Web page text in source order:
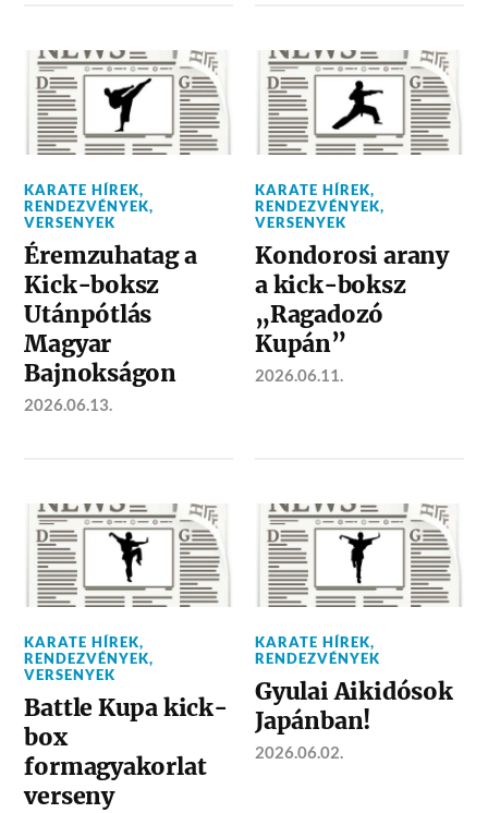
KARATE HÍREK,
RENDEZVÉNYEK,
VERSENYEK
Éremzuhatag a
Kick-boksz
Utánpótlás
Magyar
Bajnokságon
2026.06.13.
KARATE HÍREK,
RENDEZVÉNYEK,
VERSENYEK
Kondorosi arany
a kick-boksz
„Ragadozó
Kupán”
2026.06.11.
KARATE HÍREK,
RENDEZVÉNYEK,
VERSENYEK
Battle Kupa kick-
box
formagyakorlat
verseny
KARATE HÍREK,
RENDEZVÉNYEK
Gyulai Aikidósok
Japánban!
2026.06.02.